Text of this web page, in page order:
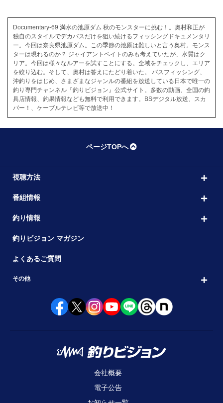
Documentary‐69 満水の池原ダム 秋のモンスターに挑む！。奥村和正が
独自のスタイルでデカバスだけを狙い続けるフィッシングドキュメンタリ
ー。今回は奈良県池原ダム。この季節の池原は難しいと言う奥村。モンス
ターは現れるのか？ ジャイアントベイトのみも考えていたが、水質はク
リア。今回は様々なルアーを試すことにする。全域をチェックし、エリア
を絞り込む。そして、奥村は答えにたどり着いた。 バスフィッシング、
沖釣りをはじめ、さまざまなジャンルの番組を放送している日本で唯一の
釣り専門チャンネル『釣りビジョン』公式サイト。多数の動画、全国の釣
具店情報、釣果情報なども無料で利用できます。BSデジタル放送、スカ
パー！、ケーブルテレビ等で放送中！
ページTOPへ
視聴方法
番組情報
釣り情報
釣りビジョン マガジン
よくあるご質問
その他
会社概要
電子公告